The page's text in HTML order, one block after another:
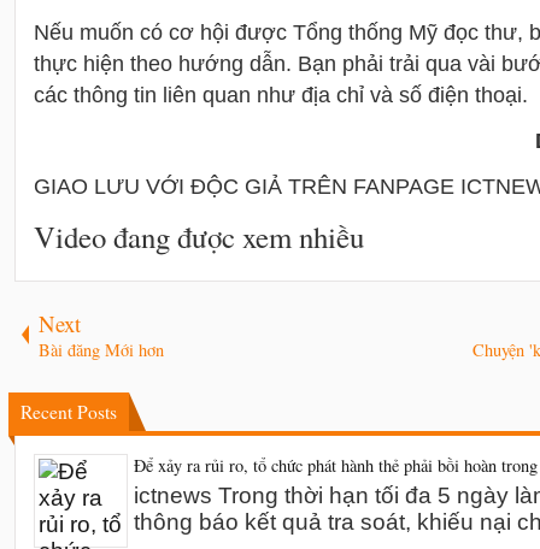
Nếu muốn có cơ hội được Tổng thống Mỹ đọc thư,
thực hiện theo hướng dẫn. Bạn phải trải qua vài
các thông tin liên quan như địa chỉ và số điện thoại.
GIAO LƯU VỚI ĐỘC GIẢ TRÊN FANPAGE
Video đang được xem nhiều
Next
Bài đăng Mới hơn Chuyện
Recent Posts
Để xảy ra rủi ro, tổ chức phát hành thẻ phải bồi hoàn
ictnews Trong thời hạn tối đa 5 ngày
thông báo kết quả tra soát, khiếu nại